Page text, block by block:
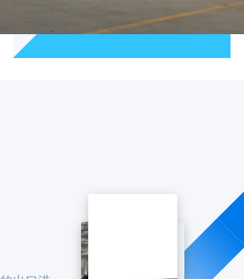
，持续改进生产，创造更高效益”的质量
本求生存，科学管理赢效益，诚信合作
促发展”的企业精神，以实现企业与客户